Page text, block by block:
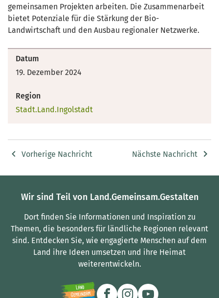
gemeinsamen Projekten arbeiten. Die Zusammenarbeit
bietet Potenziale für die Stärkung der Bio-
Landwirtschaft und den Ausbau regionaler Netzwerke.
Datum
19. Dezember 2024
Region
Stadt.Land.Ingolstadt
Vorherige Nachricht Nächste Nachricht
Wir sind Teil von Land.Gemeinsam.Gestalten
Dort finden Sie Informationen und Inspiration zu
Themen, die besonders für ländliche Regionen relevant
sind. Entdecken Sie, wie engagierte Menschen auf dem
Land ihre Ideen umsetzen und ihre Heimat
weiterentwickeln.